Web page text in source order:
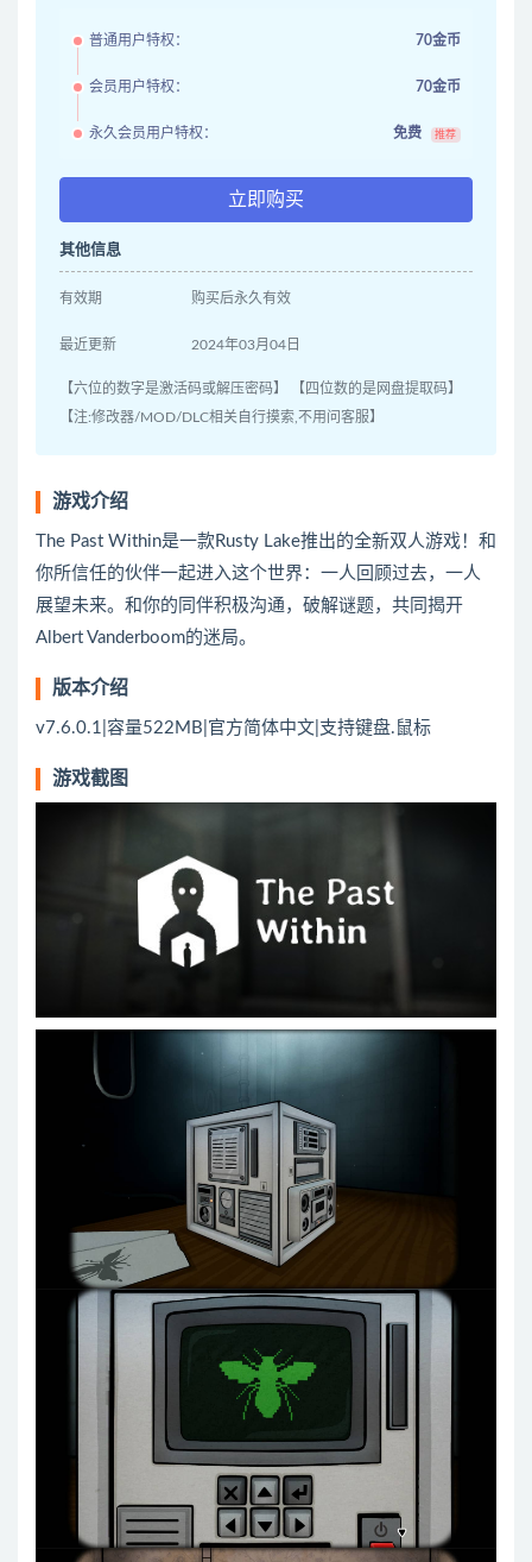
普通用户特权： 70金币
会员用户特权： 70金币
永久会员用户特权： 免费 推荐
立即购买
其他信息
有效期 购买后永久有效
最近更新 2024年03月04日
【六位的数字是激活码或解压密码】 【四位数的是网盘提取码】
【注:修改器/MOD/DLC相关自行摸索,不用问客服】
游戏介绍
The Past Within是一款Rusty Lake推出的全新双人游戏！和
你所信任的伙伴一起进入这个世界：一人回顾过去，一人
展望未来。和你的同伴积极沟通，破解谜题，共同揭开
Albert Vanderboom的迷局。
版本介绍
v7.6.0.1|容量522MB|官方简体中文|支持键盘.鼠标
游戏截图